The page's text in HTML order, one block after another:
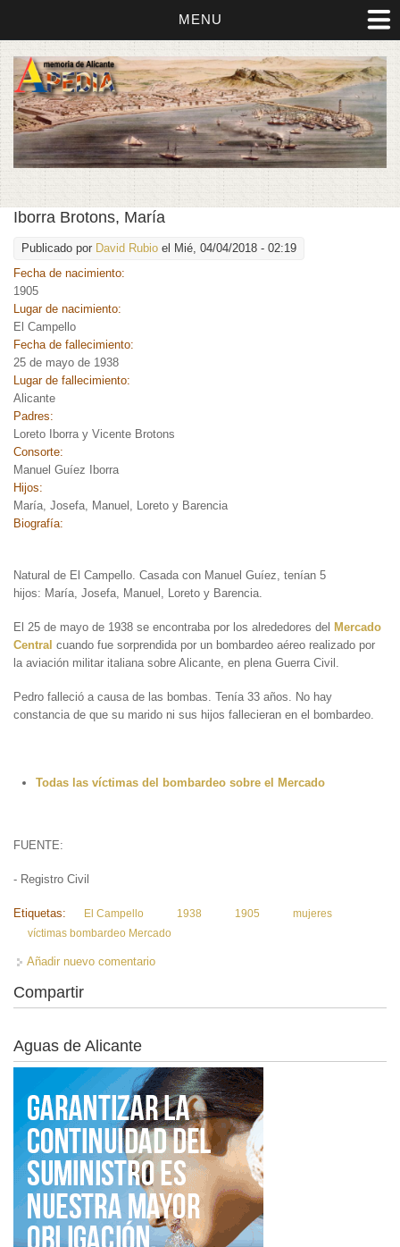
MENU
Iborra Brotons, María
Publicado por David Rubio el Mié, 04/04/2018 - 02:19
Fecha de nacimiento:
1905
Lugar de nacimiento:
El Campello
Fecha de fallecimiento:
25 de mayo de 1938
Lugar de fallecimiento:
Alicante
Padres:
Loreto Iborra y Vicente Brotons
Consorte:
Manuel Guíez Iborra
Hijos:
María, Josefa, Manuel, Loreto y Barencia
Biografía:
Natural de El Campello. Casada con Manuel Guíez, tenían 5
hijos: María, Josefa, Manuel, Loreto y Barencia.
El 25 de mayo de 1938 se encontraba por los alrededores del Mercado
Central cuando fue sorprendida por un bombardeo aéreo realizado por
la aviación militar italiana sobre Alicante, en plena Guerra Civil.
Pedro falleció a causa de las bombas. Tenía 33 años. No hay
constancia de que su marido ni sus hijos fallecieran en el bombardeo.
Todas las víctimas del bombardeo sobre el Mercado
FUENTE:
- Registro Civil
Etiquetas: El Campello 1938 1905
mujeres
víctimas bombardeo Mercado
Añadir nuevo comentario
Compartir
Aguas de Alicante